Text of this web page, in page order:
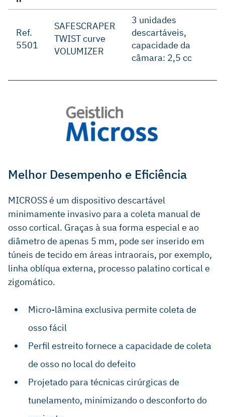
Ref.
5501
SAFESCRAPER
TWIST curve
VOLUMIZER
3 unidades
descartáveis,
capacidade da
câmara: 2,5 cc
Melhor Desempenho e Eficiência
MICROSS é um dispositivo descartável
minimamente invasivo para a coleta manual de
osso cortical. Graças à sua forma especial e ao
diâmetro de apenas 5 mm, pode ser inserido em
túneis de tecido em áreas intraorais, por exemplo,
linha oblíqua externa, processo palatino cortical e
zigomático.
Micro-lâmina exclusiva permite coleta de
osso fácil
Perfil estreito fornece a capacidade de coleta
de osso no local do defeito
Projetado para técnicas cirúrgicas de
tunelamento, minimizando o desconforto do